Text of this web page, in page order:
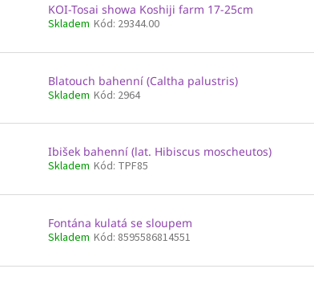
KOI-Tosai showa Koshiji farm 17-25cm
Skladem Kód: 29344.00
Blatouch bahenní (Caltha palustris)
Skladem Kód: 2964
Ibišek bahenní (lat. Hibiscus moscheutos)
Skladem Kód: TPF85
Fontána kulatá se sloupem
Skladem Kód: 8595586814551